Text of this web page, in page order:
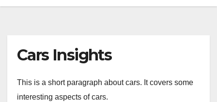
Cars Insights
This is a short paragraph about cars. It covers some
interesting aspects of cars.